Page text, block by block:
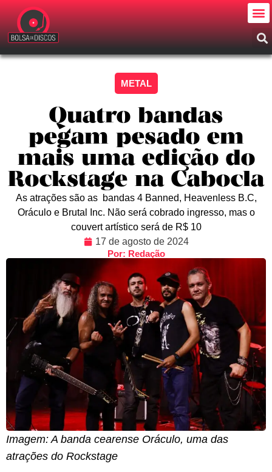
METAL
Quatro bandas
pegam pesado em
mais uma edição do
Rockstage na Cabocla
As atrações são as bandas 4 Banned, Heavenless B.C,
Oráculo e Brutal Inc. Não será cobrado ingresso, mas o
couvert artístico será de R$ 10
17 de agosto de 2024
Por: Redação
Imagem: A banda cearense Oráculo, uma das
atrações do Rockstage